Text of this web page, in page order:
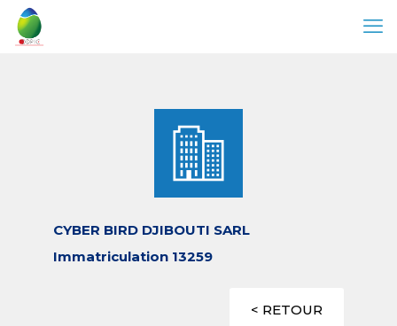
CYBER BIRD DJIBOUTI SARL
Immatriculation 13259
< RETOUR